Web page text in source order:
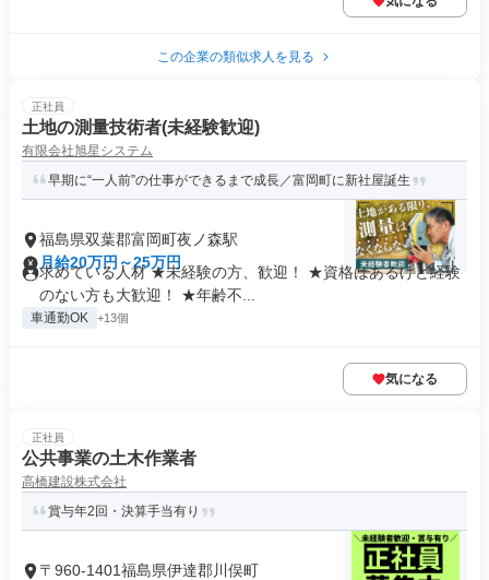
この企業の類似求人を見る
正社員
土地の測量技術者(未経験歓迎)
有限会社旭星システム
早期に“一人前”の仕事ができるまで成長／富岡町に新社屋誕生
福島県双葉郡富岡町夜ノ森駅
月給20万円～25万円
求めている人材 ★未経験の方、歓迎！ ★資格はあるけど経験
のない方も大歓迎！ ★年齢不...
車通勤OK +13個
気になる
正社員
公共事業の土木作業者
高橋建設株式会社
賞与年2回・決算手当有り
〒960-1401福島県伊達郡川俣町